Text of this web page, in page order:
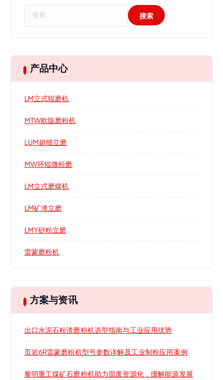
产品中心
LM立式辊磨机
MTW欧版磨粉机
LUM超细立磨
MW环辊微粉磨
LM立式磨煤机
LM矿渣立磨
LMY砂粉立磨
雷蒙磨粉机
方案与资讯
出口水泥石粉渣磨粉机选型指南与工业应用优势
页岩6R雷蒙磨粉机型号参数详解及工业制粉应用案例
黎明重工煤矿石磨粉机助力固废资源化，缓解能源发展